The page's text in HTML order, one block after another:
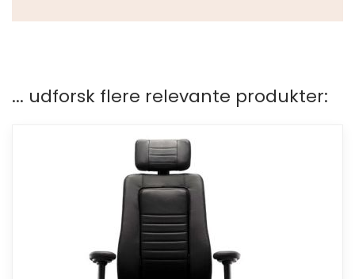
... udforsk flere relevante produkter: